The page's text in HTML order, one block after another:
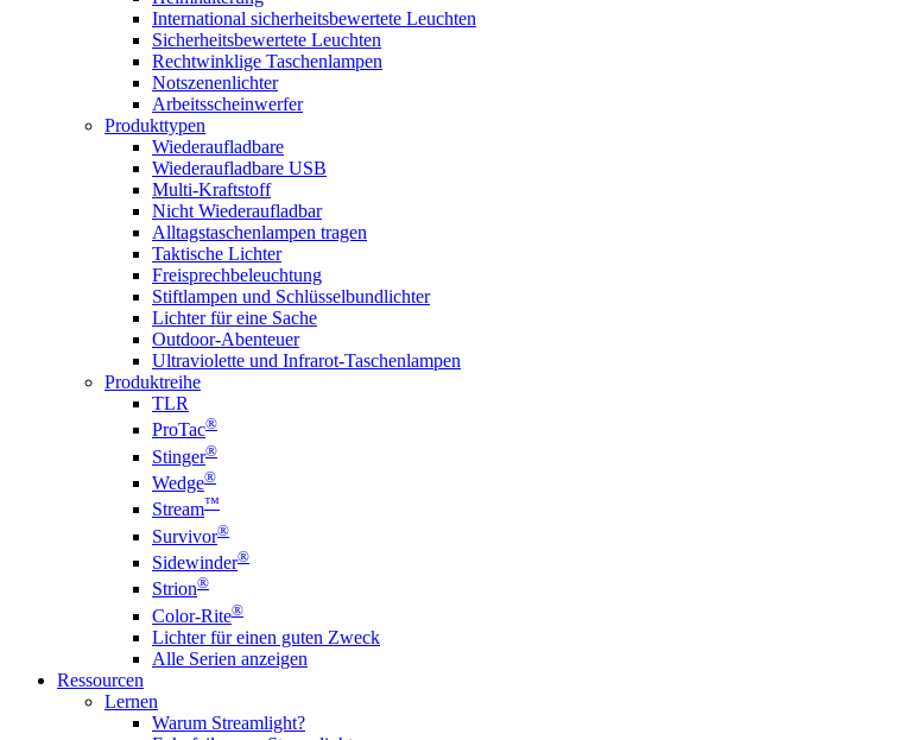
International sicherheitsbewertete Leuchten
Sicherheitsbewertete Leuchten
Rechtwinklige Taschenlampen
Notszenenlichter
Arbeitsscheinwerfer
Produkttypen
Wiederaufladbare
Wiederaufladbare USB
Multi-Kraftstoff
Nicht Wiederaufladbar
Alltagstaschenlampen tragen
Taktische Lichter
Freisprechbeleuchtung
Stiftlampen und Schlüsselbundlichter
Lichter für eine Sache
Outdoor-Abenteuer
Ultraviolette und Infrarot-Taschenlampen
Produktreihe
TLR
ProTac®
Stinger®
Wedge®
Stream™
Survivor®
Sidewinder®
Strion®
Color-Rite®
Lichter für einen guten Zweck
Alle Serien anzeigen
Ressourcen
Lernen
Warum Streamlight?